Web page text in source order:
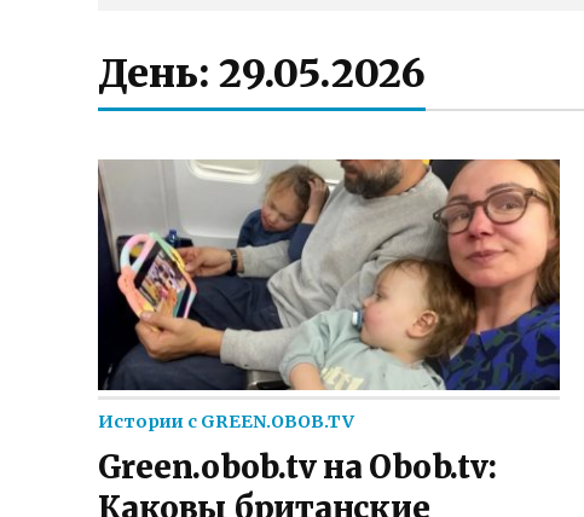
День: 29.05.2026
Истории с GREEN.OBOB.TV
Green.obob.tv на Obob.tv:
Каковы британские